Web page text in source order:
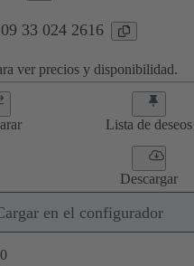
33 024 2616
ver precios y disponibilidad.
Lista de deseos
Descargar
en el configurador
0